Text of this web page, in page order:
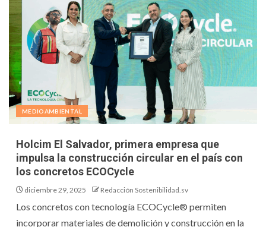
MEDIOAMBIENTAL
Holcim El Salvador, primera empresa que
impulsa la construcción circular en el país con
los concretos ECOCycle
diciembre 29, 2025 Redacción Sostenibilidad.sv
Los concretos con tecnología ECOCycle® permiten
incorporar materiales de demolición y construcción en la